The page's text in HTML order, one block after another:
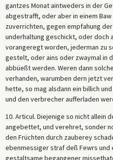
gantzes Monat aintweders in der
abgestrafft, oder aber in einem
zuverrichten, gegen empfahung
underhaltung geschickt, oder doch
vorangeregt worden, jederman zu
gestelt, oder ains oder zwaymal in
abbüeßt werden. Weren dann
verhanden, warumben dern jetzt
hette, so mag alsdann ein billich
und den verbrecher aufferladen
10. Articul. Diejenige so nicht allein
angebettet, und verehret, sonder
den Früchten durch zauberey
ebenmessiger straf deß Fewrs und
gestaltsame begangener